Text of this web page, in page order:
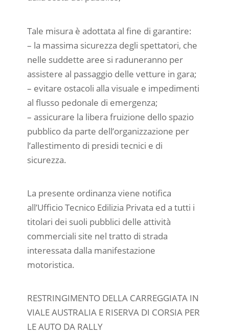
Tale misura è adottata al fine di garantire:
– la massima sicurezza degli spettatori, che
nelle suddette aree si raduneranno per
assistere al passaggio delle vetture in gara;
– evitare ostacoli alla visuale e impedimenti
al flusso pedonale di emergenza;
– assicurare la libera fruizione dello spazio
pubblico da parte dell’organizzazione per
l’allestimento di presidi tecnici e di
sicurezza.
La presente ordinanza viene notifica
all’Ufficio Tecnico Edilizia Privata ed a tutti i
titolari dei suoli pubblici delle attività
commerciali site nel tratto di strada
interessata dalla manifestazione
motoristica.
RESTRINGIMENTO DELLA CARREGGIATA IN
VIALE AUSTRALIA E RISERVA DI CORSIA PER
LE AUTO DA RALLY